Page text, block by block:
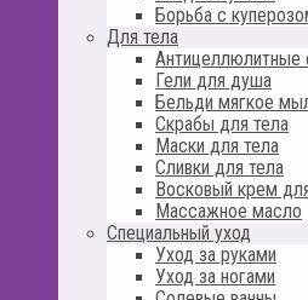
Борьба с
Для тела
Антицеллюлитные
Гели для душа
Бельди мягкое
Скрабы для тела
Маски для тела
Сливки для тела
Восковый крем
Массажное масло
Специальный уход
Уход за руками
Уход за ногами